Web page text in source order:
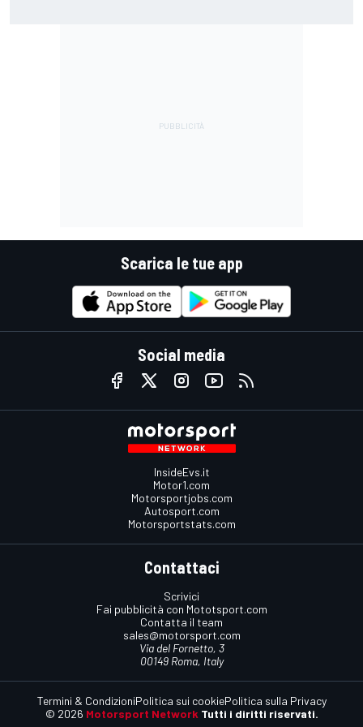
Scarica le tue app
Social media
InsideEvs.it
Motor1.com
Motorsportjobs.com
Autosport.com
Motorsportstats.com
Contattaci
Scrivici
Fai pubblicità con Mototsport.com
Contatta il team
sales@motorsport.com
Via del Fornetto, 3
00149 Roma, Italy
© 2026 Motorsport Network Tutti i diritti riservati.
Termini & CondizioniPolitica sui cookiePolitica sulla Privacy